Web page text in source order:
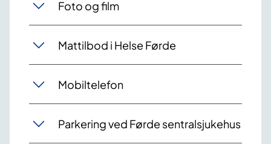
Foto og film
Mattilbod i Helse Førde
Mobiltelefon
Parkering ved Førde sentralsjukehus